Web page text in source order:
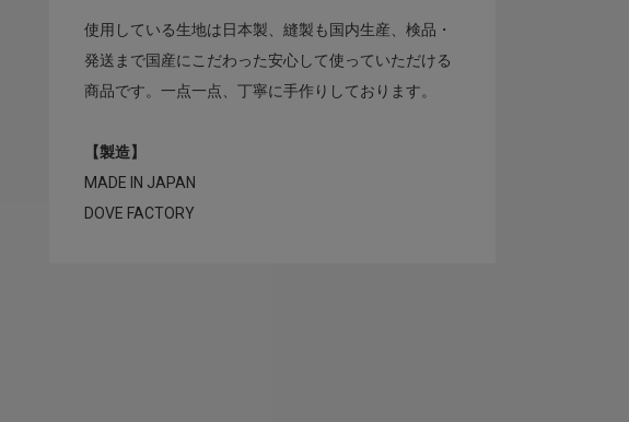
使用している生地は日本製、縫製も国内生産、検品・
発送まで国産にこだわった安心して使っていただける
商品です。一点一点、丁寧に手作りしております。
【製造】
MADE IN JAPAN
DOVE FACTORY